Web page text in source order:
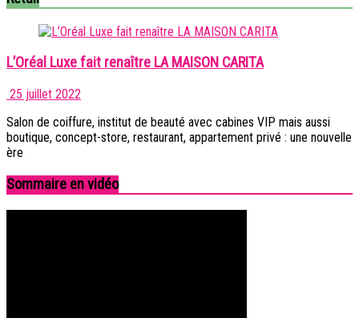
L’Oréal Luxe fait renaître LA MAISON CARITA
25 juillet 2022
Salon de coiffure, institut de beauté avec cabines VIP mais aussi
boutique, concept-store, restaurant, appartement privé : une nouvelle
ère
Sommaire en vidéo